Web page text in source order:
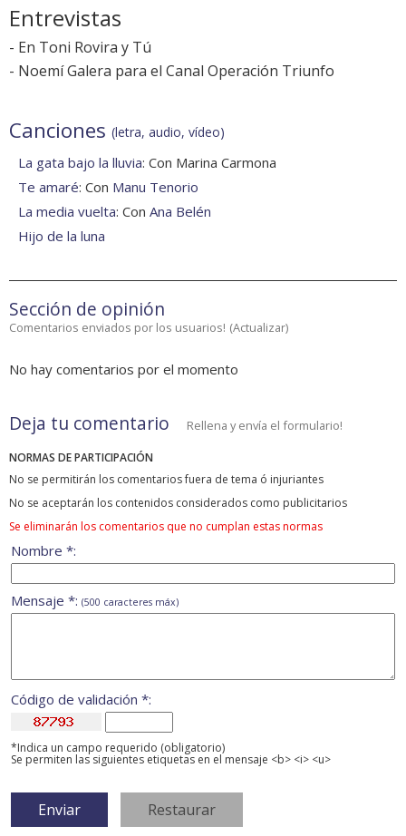
Entrevistas
- En Toni Rovira y Tú
- Noemí Galera para el Canal Operación Triunfo
Canciones (letra, audio, vídeo)
La gata bajo la lluvia: Con Marina Carmona
Te amaré: Con Manu Tenorio
La media vuelta: Con Ana Belén
Hijo de la luna
Sección de opinión
Comentarios enviados por los usuarios! (Actualizar)
No hay comentarios por el momento
Deja tu comentario Rellena y envía el formulario!
NORMAS DE PARTICIPACIÓN
No se permitirán los comentarios fuera de tema ó injuriantes
No se aceptarán los contenidos considerados como publicitarios
Se eliminarán los comentarios que no cumplan estas normas
Nombre *:
Mensaje *: (500 caracteres máx)
Código de validación *:
*Indica un campo requerido (obligatorio)
Se permiten las siguientes etiquetas en el mensaje <b> <i> <u>